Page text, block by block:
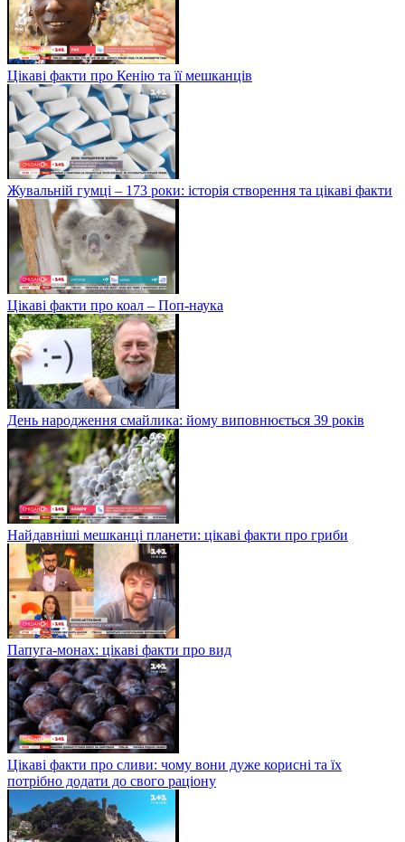
Цікаві факти про Кенію та її мешканців
Жувальній гумці – 173 роки: історія створення та цікаві факти
Цікаві факти про коал – Поп-наука
День народження смайлика: йому виповнюється 39 років
Найдавніші мешканці планети: цікаві факти про гриби
Папуга-монах: цікаві факти про вид
Цікаві факти про сливи: чому вони дуже корисні та їх
потрібно додати до свого раціону